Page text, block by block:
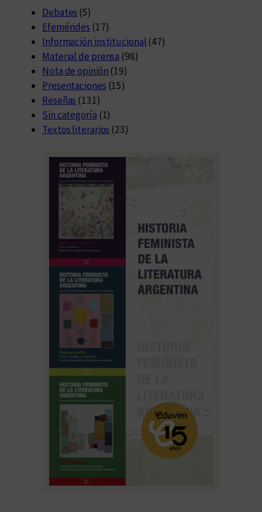
Debates (5)
Efemérides (17)
Información institucional (47)
Material de prensa (98)
Nota de opinión (19)
Presentaciones (15)
Reseñas (131)
Sin categoría (1)
Textos literarios (23)